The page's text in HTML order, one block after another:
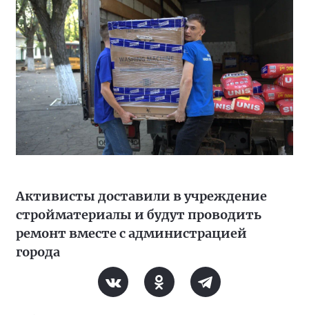
Активисты доставили в учреждение
стройматериалы и будут проводить
ремонт вместе с администрацией
города